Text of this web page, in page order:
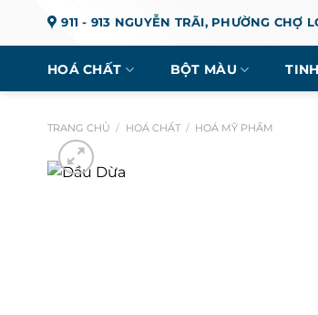
911 - 913 NGUYỄN TRÃI, PHƯỜNG CHỢ
HOÁ CHẤT BỘT MÀU
TRANG CHỦ / HOÁ CHẤT / HOÁ MỸ PHẨM